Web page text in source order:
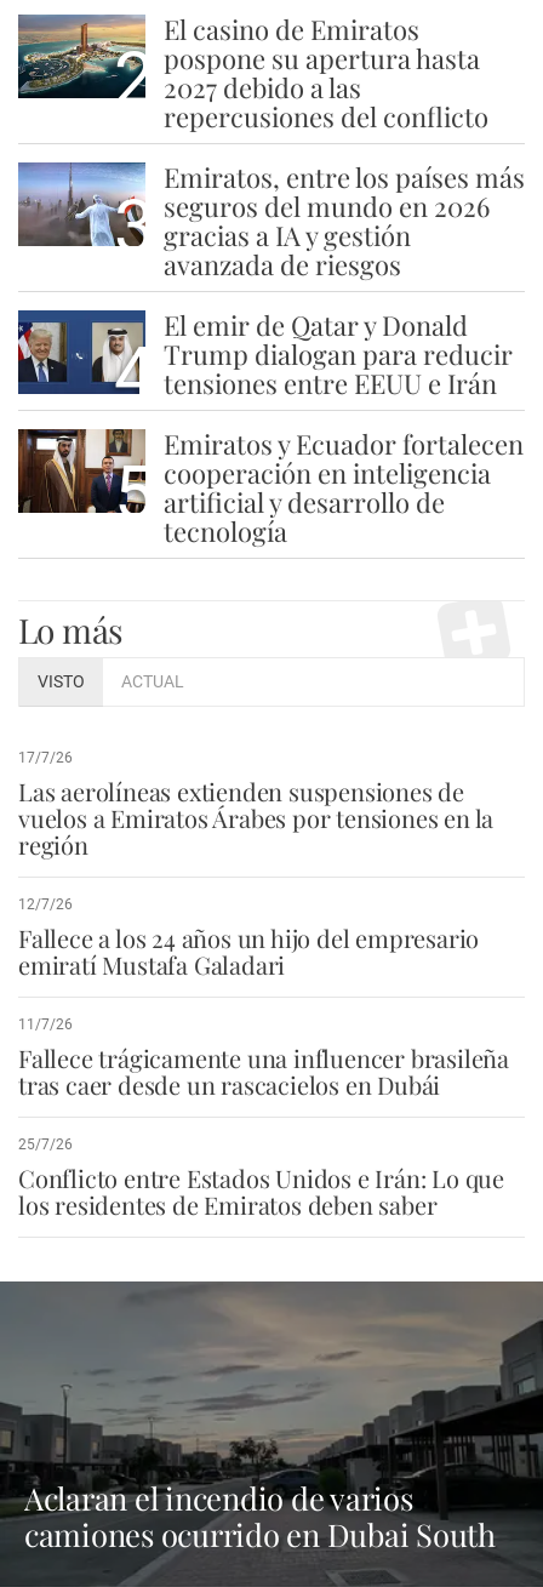
2
El casino de Emiratos
pospone su apertura hasta
2027 debido a las
repercusiones del conflicto
3
Emiratos, entre los países más
seguros del mundo en 2026
gracias a IA y gestión
avanzada de riesgos
4
El emir de Qatar y Donald
Trump dialogan para reducir
tensiones entre EEUU e Irán
5
Emiratos y Ecuador fortalecen
cooperación en inteligencia
artificial y desarrollo de
tecnología
Lo más
VISTO ACTUAL
17/7/26
Las aerolíneas extienden suspensiones de
vuelos a Emiratos Árabes por tensiones en la
región
12/7/26
Fallece a los 24 años un hijo del empresario
emiratí Mustafa Galadari
11/7/26
Fallece trágicamente una influencer brasileña
tras caer desde un rascacielos en Dubái
25/7/26
Conflicto entre Estados Unidos e Irán: Lo que
los residentes de Emiratos deben saber
Aclaran el incendio de varios
camiones ocurrido en Dubai South